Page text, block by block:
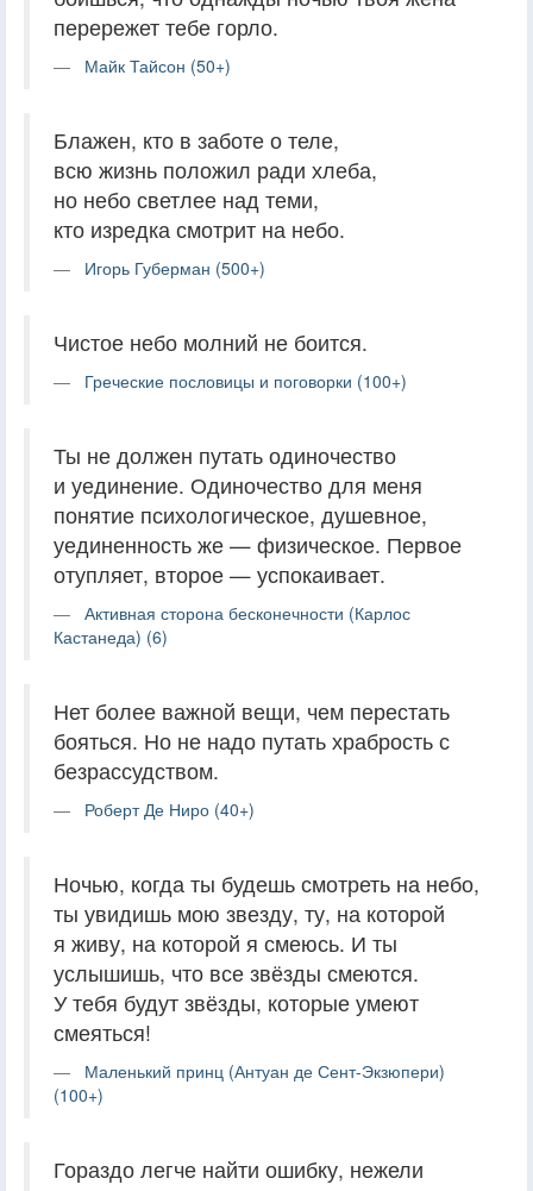
перережет тебе горло.
Майк Тайсон (50+)
Блажен, кто в заботе о теле,
всю жизнь положил ради хлеба,
но небо светлее над теми,
кто изредка смотрит на небо.
Игорь Губерман (500+)
Чистое небо молний не боится.
Греческие пословицы и поговорки (100+)
Ты не должен путать одиночество
и уединение. Одиночество для меня
понятие психологическое, душевное,
уединенность же — физическое. Первое
отупляет, второе — успокаивает.
Активная сторона бесконечности (Карлос
Кастанеда) (6)
Нет более важной вещи, чем перестать
бояться. Но не надо путать храбрость с
безрассудством.
Роберт Де Ниро (40+)
Ночью, когда ты будешь смотреть на небо,
ты увидишь мою звезду, ту, на которой
я живу, на которой я смеюсь. И ты
услышишь, что все звёзды смеются.
У тебя будут звёзды, которые умеют
смеяться!
Маленький принц (Антуан де Сент-Экзюпери)
(100+)
Гораздо легче найти ошибку, нежели